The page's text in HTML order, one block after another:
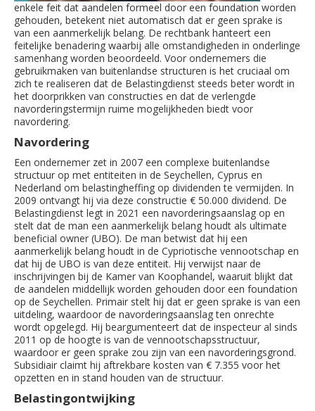
enkele feit dat aandelen formeel door een foundation worden
gehouden, betekent niet automatisch dat er geen sprake is
van een aanmerkelijk belang. De rechtbank hanteert een
feitelijke benadering waarbij alle omstandigheden in onderlinge
samenhang worden beoordeeld. Voor ondernemers die
gebruikmaken van buitenlandse structuren is het cruciaal om
zich te realiseren dat de Belastingdienst steeds beter wordt in
het doorprikken van constructies en dat de verlengde
navorderingstermijn ruime mogelijkheden biedt voor
navordering.
Navordering
Een ondernemer zet in 2007 een complexe buitenlandse
structuur op met entiteiten in de Seychellen, Cyprus en
Nederland om belastingheffing op dividenden te vermijden. In
2009 ontvangt hij via deze constructie € 50.000 dividend. De
Belastingdienst legt in 2021 een navorderingsaanslag op en
stelt dat de man een aanmerkelijk belang houdt als ultimate
beneficial owner (UBO). De man betwist dat hij een
aanmerkelijk belang houdt in de Cypriotische vennootschap en
dat hij de UBO is van deze entiteit. Hij verwijst naar de
inschrijvingen bij de Kamer van Koophandel, waaruit blijkt dat
de aandelen middellijk worden gehouden door een foundation
op de Seychellen. Primair stelt hij dat er geen sprake is van een
uitdeling, waardoor de navorderingsaanslag ten onrechte
wordt opgelegd. Hij beargumenteert dat de inspecteur al sinds
2011 op de hoogte is van de vennootschapsstructuur,
waardoor er geen sprake zou zijn van een navorderingsgrond.
Subsidiair claimt hij aftrekbare kosten van € 7.355 voor het
opzetten en in stand houden van de structuur.
Belastingontwijking